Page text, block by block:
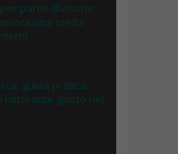
pareti divisorie:
una scelta
guida pratica
ristorante giusto nel